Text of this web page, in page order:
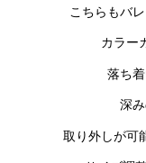
こちらもバ
カラー
落ち
深
取り外しが可